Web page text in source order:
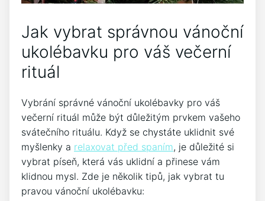
Jak ​vybrat⁤ správnou vánoční‌
ukolébavku pro⁣ váš večerní
rituál
Vybrání správné vánoční ukolébavky pro⁣ váš
večerní rituál může být důležitým‍ prvkem vašeho
svátečního rituálu. ‌Když se chystáte uklidnit své​
myšlenky ‍a relaxovat před spaním, je důležité⁣ si
vybrat⁤ píseň, ‌která vás uklidní a přinese vám
klidnou mysl. Zde je několik tipů, ⁤jak vybrat ‍tu ​
pravou vánoční ukolébavku: